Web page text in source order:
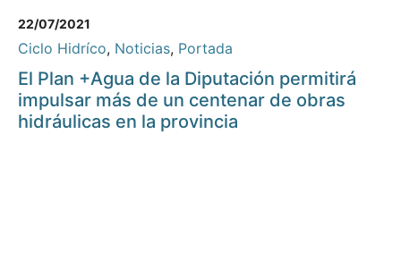
22/07/2021
Ciclo Hidríco, Noticias, Portada
El Plan +Agua de la Diputación permitirá
impulsar más de un centenar de obras
hidráulicas en la provincia